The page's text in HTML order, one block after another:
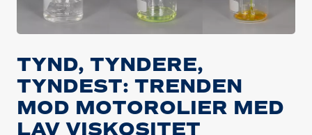
TYND, TYNDERE,
TYNDEST: TRENDEN
MOD MOTOROLIER MED
LAV VISKOSITET